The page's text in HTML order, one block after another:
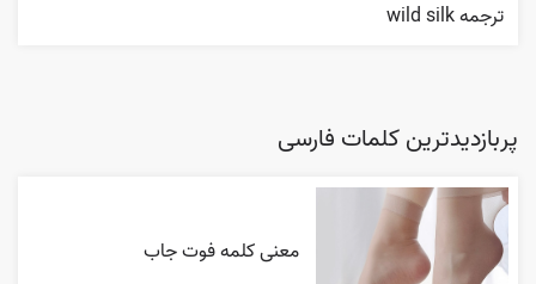
ترجمه wild silk
پربازدیدترین کلمات فارسی
معنی کلمه فوت جاب